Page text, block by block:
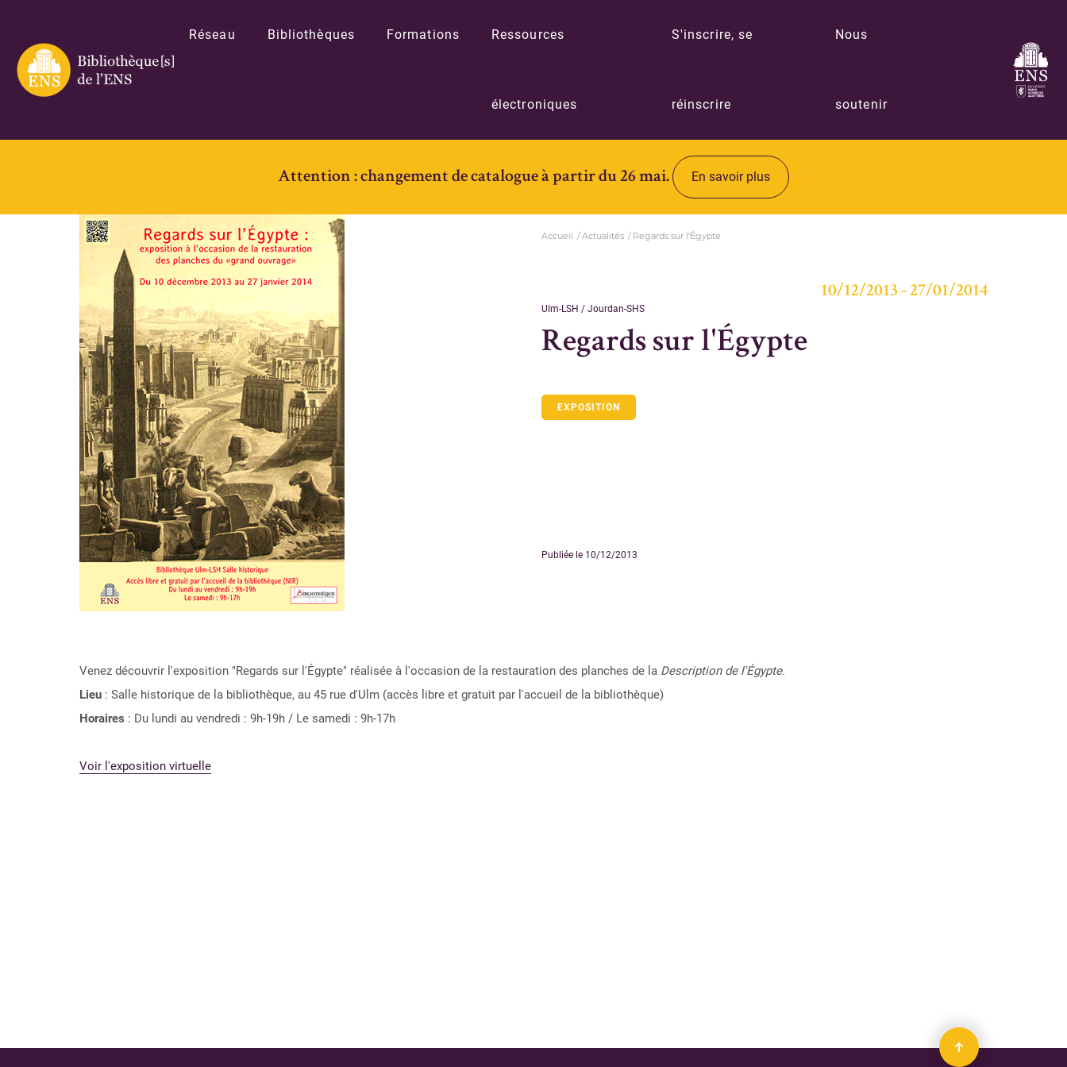
Réseau Bibliothèques Formations Ressources
électroniques
S'inscrire, se
réinscrire
Nous
soutenir
Attention : changement de catalogue à partir du 26 mai. En savoir plus
Accueil Actualités Regards sur l'Égypte
10/12/2013 - 27/01/2014
Ulm-LSH / Jourdan-SHS
Regards sur l'Égypte
EXPOSITION
Publiée le 10/12/2013
Venez découvrir l'exposition "Regards sur l'Égypte" réalisée à l'occasion de la restauration des planches de la Description de l'Égypte.
Lieu : Salle historique de la bibliothèque, au 45 rue d'Ulm (accès libre et gratuit par l'accueil de la bibliothèque)
Horaires : Du lundi au vendredi : 9h-19h / Le samedi : 9h-17h
Voir l'exposition virtuelle